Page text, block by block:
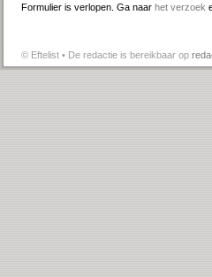
Formulier is verlopen. Ga naar het verzoek
© Eftelist • De redactie is bereikbaar op